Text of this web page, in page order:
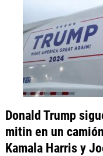
Donald Trump
mitin en un
Kamala Harris y